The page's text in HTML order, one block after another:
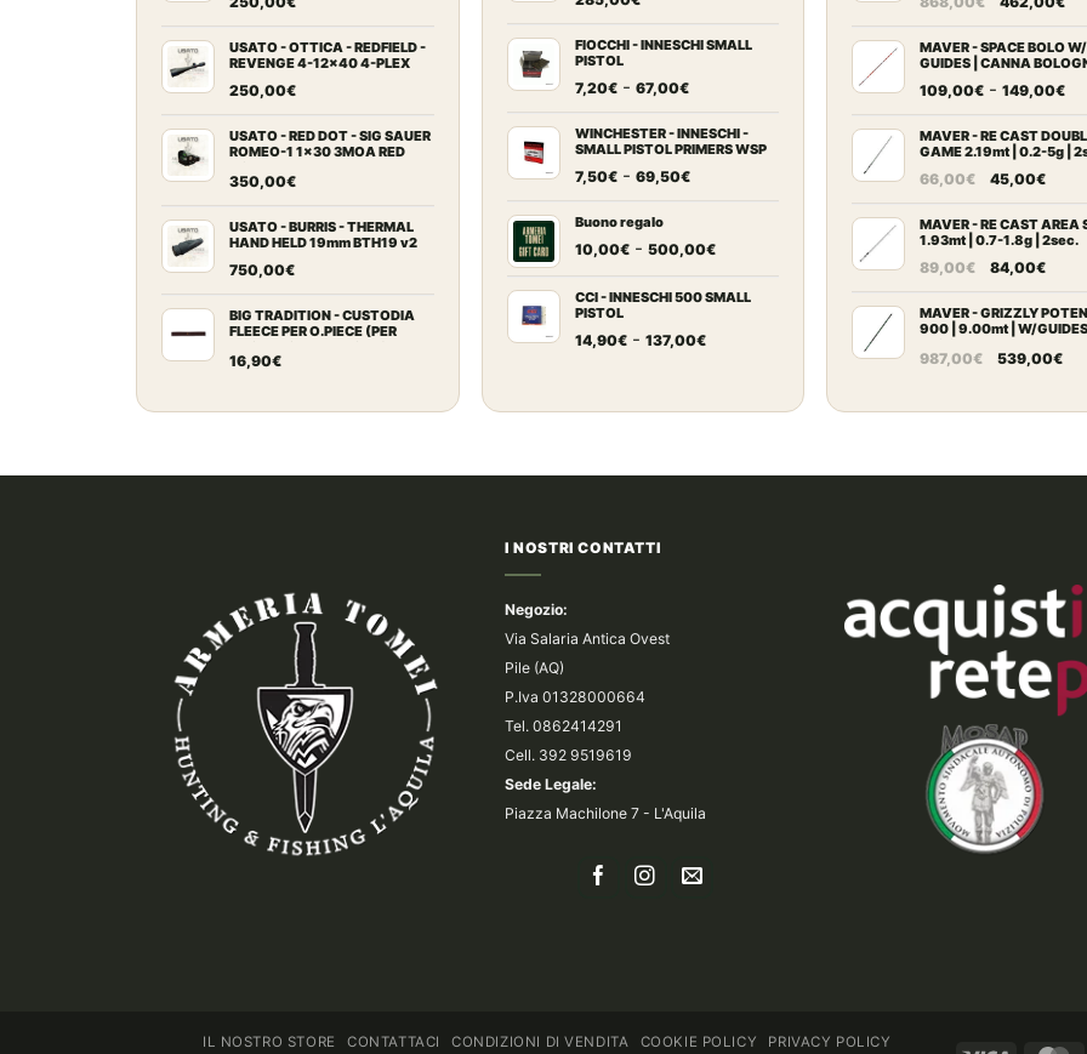
USATO - OTTICA - REDFIELD -
REVENGE 4-12x40 4-PLEX
250,00€
USATO - RED DOT - SIG SAUER
ROMEO-1 1x30 3MOA RED
350,00€
USATO - BURRIS - THERMAL
HAND HELD 19mm BTH19 v2
750,00€
BIG TRADITION - CUSTODIA
FLEECE PER O.PIECE (PER
16,90€
FIOCCHI - INNESCHI SMALL
PISTOL
7,20€ - 67,00€Fascia
prezzo:
da
7,20€
WINCHESTER - INNESCHI -
SMALL PISTOL PRIMERS WSP
7,50€ - 69,50€Fascia
da
a
Buono regalo
10,00€ - 500,00€Fascia
prezzo:
CCI - INNESCHI 500 SMALL
PISTOL
14,90€ - 137,00€Fascia
da
137,00€
originale
era:
868,00€.
è:
MAVER - SPACE BOLO
GUIDES | CANNA
109,00€ - 149,00€
da
MAVER - RE CAST
GAME 2.19mt | 0.2-5g |
66,00€
Il
originale
era:
66,00€.
45,00€Il
è:
MAVER - RE CAST AREA
1.93mt | 0.7-1.8g | 2sec.
89,00€
Il
originale
era:
89,00€.
84,00€Il
è:
MAVER - GRIZZLY
900 | 9.00mt | W/GUIDES
987,00€
Il
539,00€Il
I NOSTRI CONTATTI
Negozio:
Via Salaria Antica Ovest
Pile (AQ)
P.Iva 01328000664
Tel. 0862414291
Cell. 392 9519619
Sede Legale:
Piazza Machilone 7 - L'Aquila
IL NOSTRO STORE CONTATTACI CONDIZIONI DI VENDITA COOKIE POLICY PRIVACY POLICY